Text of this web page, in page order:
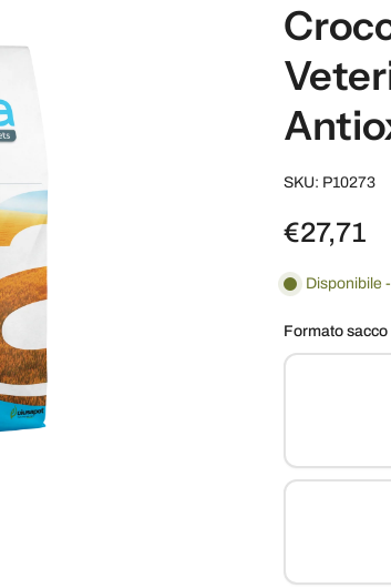
SKU: P10273
€27,71
Disponibile
Formato sacco